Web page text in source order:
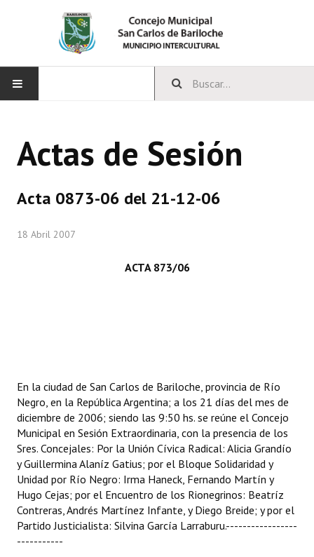
CONCEJO
Constitución Nacional
Constitución Provincial
Carta Orgánica 2007
Reglamento Interno
Digesto
Actas de Sesión
Acta 0873-06 del 21-12-06
18 Abril 2007
ACTA 873/06
En la ciudad de San Carlos de Bariloche, provincia de Río
Negro, en la República Argentina; a los 21 días del mes de
diciembre de 2006; siendo las 9:50 hs. se reúne el Concejo
Municipal en Sesión Extraordinaria, con la presencia de los
Sres. Concejales: Por la Unión Cívica Radical: Alicia Grandío
y Guillermina Alaníz Gatius; por el Bloque Solidaridad y
Unidad por Río Negro: Irma Haneck, Fernando Martín y
Hugo Cejas; por el Encuentro de los Rionegrinos: Beatríz
Contreras, Andrés Martínez Infante, y Diego Breide; y por el
Partido Justicialista: Silvina García Larraburu.-----------------
-----------